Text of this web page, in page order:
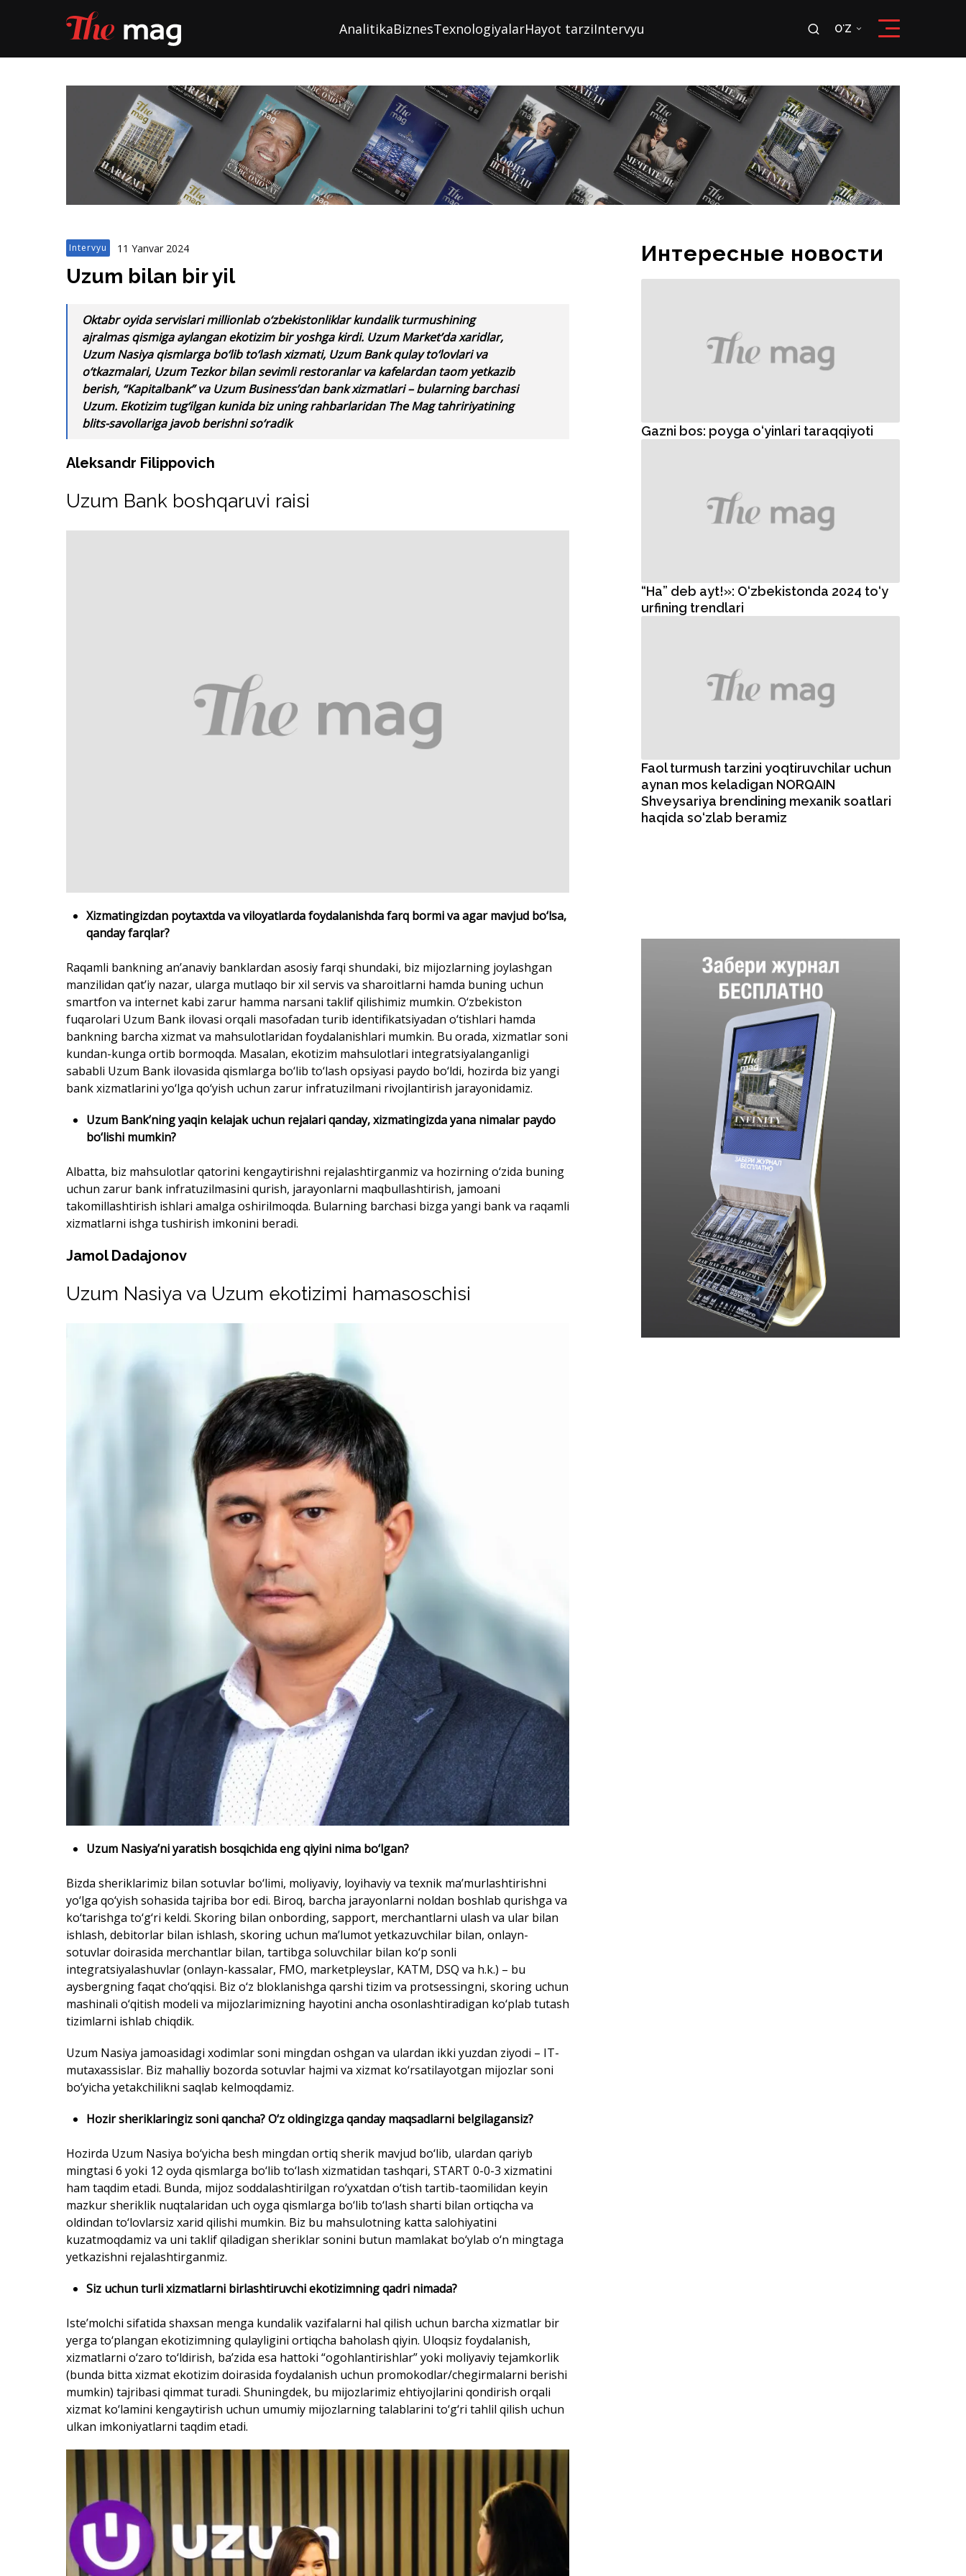
AnalitikaBiznesTexnologiyalarHayot tarziIntervyu OʻZ
Intervyu 11 Yanvar 2024
Uzum bilan bir yil
Oktabr oyida servislari millionlab o‘zbekistonliklar kundalik turmushining
ajralmas qismiga aylangan ekotizim bir yoshga kirdi. Uzum Market’da xaridlar,
Uzum Nasiya qismlarga bo‘lib to‘lash xizmati, Uzum Bank qulay to‘lovlari va
o‘tkazmalari, Uzum Tezkor bilan sevimli restoranlar va kafelardan taom yetkazib
berish, “Kapitalbank” va Uzum Business’dan bank xizmatlari – bularning barchasi
Uzum. Ekotizim tug‘ilgan kunida biz uning rahbarlaridan The Mag tahririyatining
blits-savollariga javob berishni so‘radik
Aleksandr Filippovich
Uzum Bank boshqaruvi raisi
Xizmatingizdan poytaxtda va viloyatlarda foydalanishda farq bormi va agar mavjud bo‘lsa,
qanday farqlar?
Raqamli bankning an’anaviy banklardan asosiy farqi shundaki, biz mijozlarning joylashgan
manzilidan qat’iy nazar, ularga mutlaqo bir xil servis va sharoitlarni hamda buning uchun
smartfon va internet kabi zarur hamma narsani taklif qilishimiz mumkin. O‘zbekiston
fuqarolari Uzum Bank ilovasi orqali masofadan turib identifikatsiyadan o‘tishlari hamda
bankning barcha xizmat va mahsulotlaridan foydalanishlari mumkin. Bu orada, xizmatlar soni
kundan-kunga ortib bormoqda. Masalan, ekotizim mahsulotlari integratsiyalanganligi
sababli Uzum Bank ilovasida qismlarga bo‘lib to‘lash opsiyasi paydo bo‘ldi, hozirda biz yangi
bank xizmatlarini yo‘lga qo‘yish uchun zarur infratuzilmani rivojlantirish jarayonidamiz.
Uzum Bank’ning yaqin kelajak uchun rejalari qanday, xizmatingizda yana nimalar paydo
bo‘lishi mumkin?
Albatta, biz mahsulotlar qatorini kengaytirishni rejalashtirganmiz va hozirning o‘zida buning
uchun zarur bank infratuzilmasini qurish, jarayonlarni maqbullashtirish, jamoani
takomillashtirish ishlari amalga oshirilmoqda. Bularning barchasi bizga yangi bank va raqamli
xizmatlarni ishga tushirish imkonini beradi.
Jamol Dadajonov
Uzum Nasiya va Uzum ekotizimi hamasoschisi
Uzum Nasiya’ni yaratish bosqichida eng qiyini nima bo‘lgan?
Bizda sheriklarimiz bilan sotuvlar bo‘limi, moliyaviy, loyihaviy va texnik ma’murlashtirishni
yo‘lga qo‘yish sohasida tajriba bor edi. Biroq, barcha jarayonlarni noldan boshlab qurishga va
ko‘tarishga to‘g‘ri keldi. Skoring bilan onbording, sapport, merchantlarni ulash va ular bilan
ishlash, debitorlar bilan ishlash, skoring uchun ma’lumot yetkazuvchilar bilan, onlayn-
sotuvlar doirasida merchantlar bilan, tartibga soluvchilar bilan ko‘p sonli
integratsiyalashuvlar (onlayn-kassalar, FMO, marketpleyslar, KATM, DSQ va h.k.) – bu
aysbergning faqat cho‘qqisi. Biz o‘z bloklanishga qarshi tizim va protsessingni, skoring uchun
mashinali o‘qitish modeli va mijozlarimizning hayotini ancha osonlashtiradigan ko‘plab tutash
tizimlarni ishlab chiqdik.
Uzum Nasiya jamoasidagi xodimlar soni mingdan oshgan va ulardan ikki yuzdan ziyodi – IT-
mutaxassislar. Biz mahalliy bozorda sotuvlar hajmi va xizmat ko‘rsatilayotgan mijozlar soni
bo‘yicha yetakchilikni saqlab kelmoqdamiz.
Hozir sheriklaringiz soni qancha? O‘z oldingizga qanday maqsadlarni belgilagansiz?
Hozirda Uzum Nasiya bo‘yicha besh mingdan ortiq sherik mavjud bo‘lib, ulardan qariyb
mingtasi 6 yoki 12 oyda qismlarga bo‘lib to‘lash xizmatidan tashqari, START 0-0-3 xizmatini
ham taqdim etadi. Bunda, mijoz soddalashtirilgan ro‘yxatdan o‘tish tartib-taomilidan keyin
mazkur sheriklik nuqtalaridan uch oyga qismlarga bo‘lib to‘lash sharti bilan ortiqcha va
oldindan to‘lovlarsiz xarid qilishi mumkin. Biz bu mahsulotning katta salohiyatini
kuzatmoqdamiz va uni taklif qiladigan sheriklar sonini butun mamlakat bo‘ylab o‘n mingtaga
yetkazishni rejalashtirganmiz.
Siz uchun turli xizmatlarni birlashtiruvchi ekotizimning qadri nimada?
Iste’molchi sifatida shaxsan menga kundalik vazifalarni hal qilish uchun barcha xizmatlar bir
yerga to‘plangan ekotizimning qulayligini ortiqcha baholash qiyin. Uloqsiz foydalanish,
xizmatlarni o‘zaro to‘ldirish, ba’zida esa hattoki “ogohlantirishlar” yoki moliyaviy tejamkorlik
(bunda bitta xizmat ekotizim doirasida foydalanish uchun promokodlar/chegirmalarni berishi
mumkin) tajribasi qimmat turadi. Shuningdek, bu mijozlarimiz ehtiyojlarini qondirish orqali
xizmat ko‘lamini kengaytirish uchun umumiy mijozlarning talablarini to‘g‘ri tahlil qilish uchun
ulkan imkoniyatlarni taqdim etadi.
Интересные новости
Gazni bos: poyga o‘yinlari taraqqiyoti
“Ha” deb ayt!»: O‘zbekistonda 2024 to‘y
urfining trendlari
Faol turmush tarzini yoqtiruvchilar uchun
aynan mos keladigan NORQAIN
Shveysariya brendining mexanik soatlari
haqida so‘zlab beramiz